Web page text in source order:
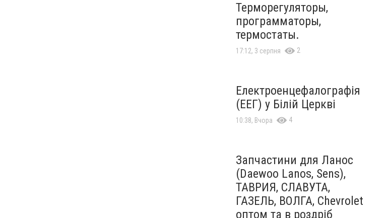
Терморегуляторы,
программаторы,
термостаты.
17:12, 3 серпня 2
Електроенцефалографія
(ЕЕГ) у Білій Церкві
10:38, Вчора 4
Запчастини для Ланос
(Daewoo Lanos, Sens),
ТАВРИЯ, СЛАВУТА,
ГАЗЕЛЬ, ВОЛГА, Chevrolet
оптом та в роздріб